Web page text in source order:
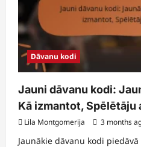
prasīšana
Dāvanu kodi
Jauni dāvanu kodi:
Kā izmantot, Spēlētāju
Lila Montgomerija 3 months
Jaunākie dāvanu kodi